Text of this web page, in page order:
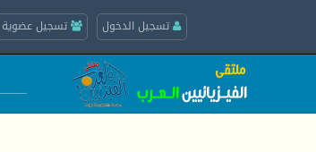
تسجيل الدخول تسجيل عضوية